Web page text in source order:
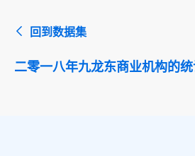
回到数据集
二零一八年九龙东商业机构的